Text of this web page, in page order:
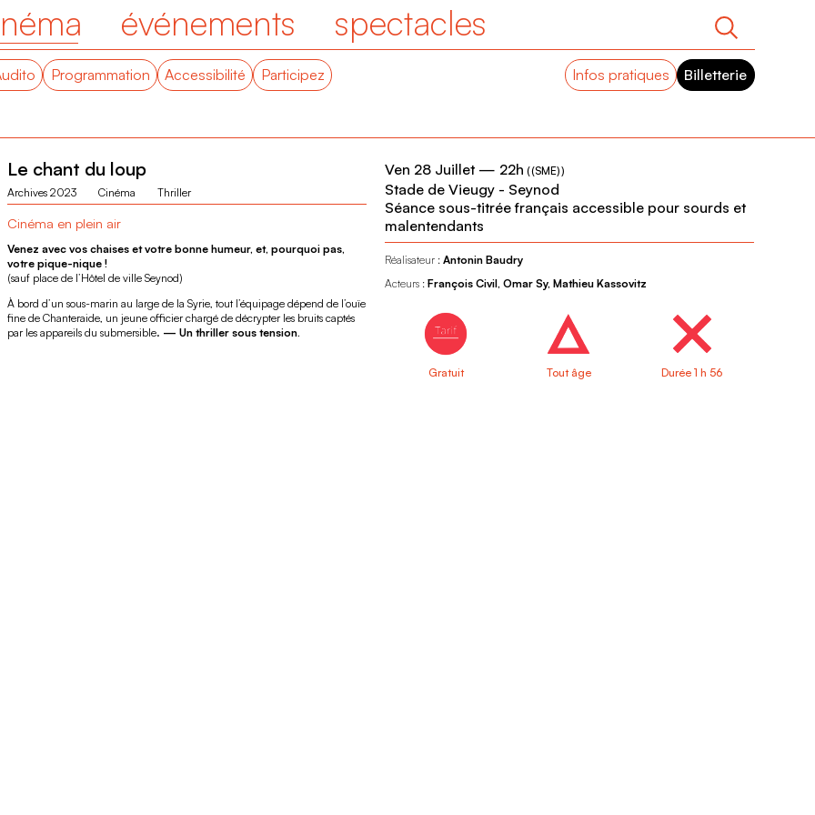
événements spectacles
Programmation Accessibilité Participez Infos pratiques Billetterie
Le chant du loup
Archives 2023 Cinéma Thriller
Cinéma en plein air
Venez avec vos chaises et votre bonne humeur, et, pourquoi pas,
votre pique-nique !
(sauf place de l’Hôtel de ville Seynod)
À bord d’un sous-marin au large de la Syrie, tout l’équipage dépend de l’ouïe
fine de Chanteraide, un jeune officier chargé de décrypter les bruits captés
par les appareils du submersible. — Un thriller sous tension.
Ven 28 Juillet— 22h ((SME))
Stade de Vieugy - Seynod
Séance sous-titrée français accessible pour sourds et
malentendants
Réalisateur : Antonin Baudry
Acteurs : François Civil, Omar Sy, Mathieu Kassovitz
Gratuit Tout âge Durée 1 h 56